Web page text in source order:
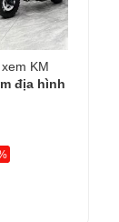
KM
địa hình